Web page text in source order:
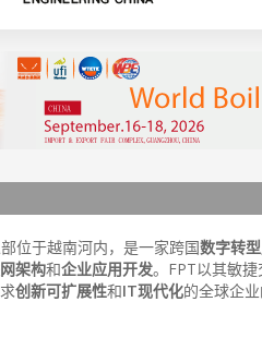
位于越南河内，是一家跨国数字转
架构和企业应用开发。FPT以其敏
创新可扩展性和IT现代化的全球企